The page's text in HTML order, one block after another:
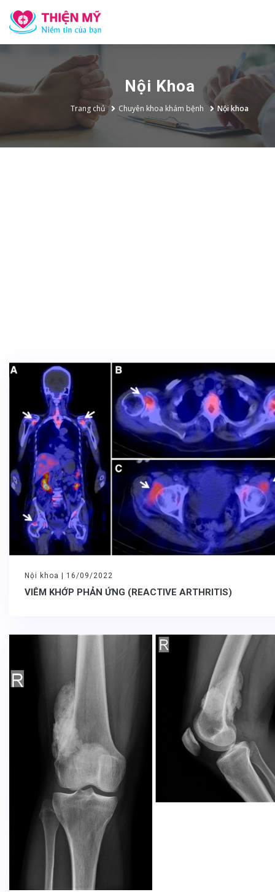
Nội Khoa
Trang chủ Chuyên khoa khám bệnh Nội khoa
Nội khoa | 16/09/2022
VIÊM KHỚP PHẢN ỨNG (REACTIVE ARTHRITIS)